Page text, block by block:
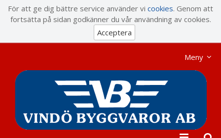
För att ge dig bättre service använder vi cookies. Genom att
fortsätta på sidan godkänner du vår användning av cookies.
Acceptera
Meny
Visa varukorgen Till kassan